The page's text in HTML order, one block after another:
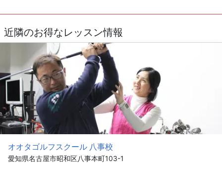
近隣のお得なレッスン情報
オオタゴルフスクール 八事校
愛知県名古屋市昭和区八事本町103-1